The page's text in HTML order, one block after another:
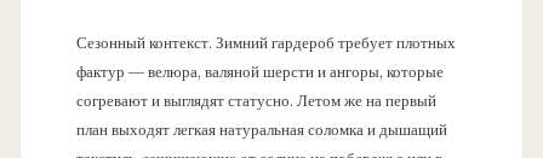
Сезонный контекст. Зимний гардероб требует плотных
фактур — велюра, валяной шерсти и ангоры, которые
согревают и выглядят статусно. Летом же на первый
план выходят легкая натуральная соломка и дышащий